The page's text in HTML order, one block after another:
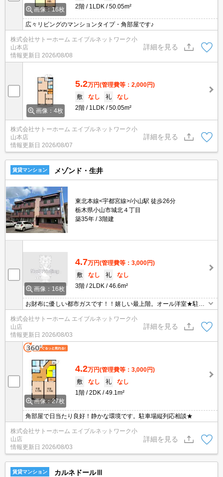
画像：16枚
2階
1LDK 50.05m²
広々リビングのマンションタイプ・角部屋です♪
株式会社サトーホーム エイブルネットワーク小
山本店
情報更新日 2026/08/08
詳細を見る
画像：4枚
5.2万円(管理費等：2,000円)
敷
なし 礼
なし
2階
1LDK 50.05m²
株式会社サトーホーム エイブルネットワーク小
山本店
情報更新日 2026/08/07
詳細を見る
賃貸マンション メゾンド・生井
東北本線<宇都宮線>/小山駅 徒歩26分
栃木県小山市城北４丁目
築35年
3階建
画像：16枚
4.7万円(管理費等：3,000円)
敷
なし 礼
なし
3階
2LDK 46.6m²
お財布に優しい都市ガスです！！嬉しい最上階。オール洋室★駐車
場縦列応相談★
株式会社サトーホーム エイブルネットワーク小
山店
情報更新日 2026/08/03
詳細を見る
画像：27枚
4.2万円(管理費等：3,000円)
敷
なし 礼
なし
1階
2DK 49.1m²
角部屋で日当たり良好！静かな環境です。駐車場縦列応相談★
株式会社サトーホーム エイブルネットワーク小
山店
情報更新日 2026/08/03
詳細を見る
賃貸マンション カルネドールⅢ